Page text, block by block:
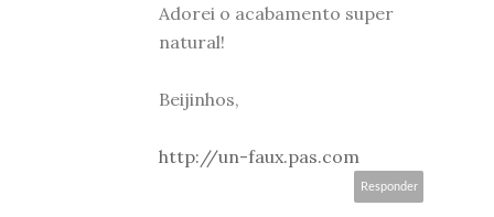
Adorei o acabamento super
natural!
Beijinhos,
http://un-faux.pas.com
Responder